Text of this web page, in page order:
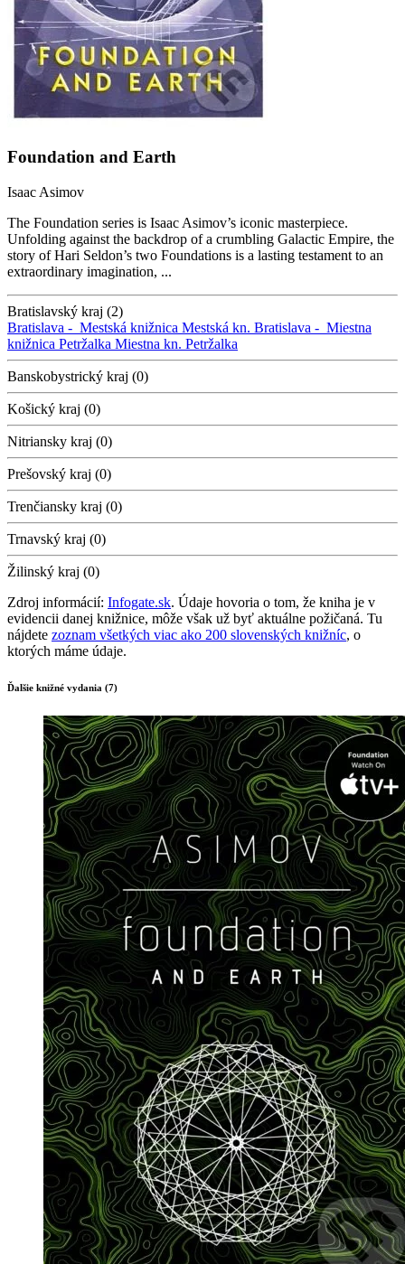
Foundation and Earth
Isaac Asimov
The Foundation series is Isaac Asimov’s iconic masterpiece.
Unfolding against the backdrop of a crumbling Galactic Empire, the
story of Hari Seldon’s two Foundations is a lasting testament to an
extraordinary imagination, ...
Bratislavský kraj (2)
Bratislava - Mestská knižnica Mestská kn. Bratislava - Miestna
knižnica Petržalka Miestna kn. Petržalka
Banskobystrický kraj (0)
Košický kraj (0)
Nitriansky kraj (0)
Prešovský kraj (0)
Trenčiansky kraj (0)
Trnavský kraj (0)
Žilinský kraj (0)
Zdroj informácií: Infogate.sk. Údaje hovoria o tom, že kniha je v
evidencii danej knižnice, môže však už byť aktuálne požičaná. Tu
nájdete zoznam všetkých viac ako 200 slovenských knižníc, o
ktorých máme údaje.
Ďalšie knižné vydania (7)